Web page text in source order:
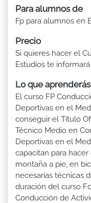
Para alumnos de
Fp para alumnos en
Precio
Si quieres hacer el
Estudios te
Lo que aprenderás
El curso FP
Deportivas en el
conseguir el Título
Técnico Medio en
Deportivas en el
capacitan para
montaña a pie, en
necesarias técnicas
duración del curso
Conducción de